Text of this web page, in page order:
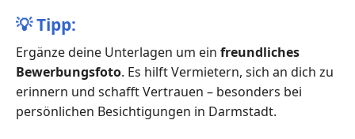
💡Tipp:
Ergänze deine Unterlagen um ein freundliches
Bewerbungsfoto. Es hilft Vermietern, sich an dich zu
erinnern und schafft Vertrauen – besonders bei
persönlichen Besichtigungen in Darmstadt.